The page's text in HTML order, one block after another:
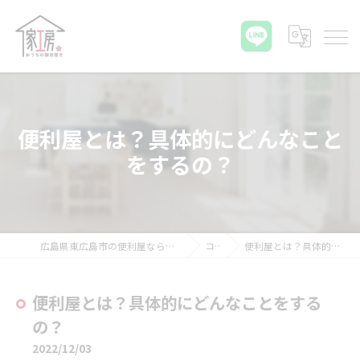
便利屋とは？具体的にどんなこと
をするの？
広島県東広島市の便利屋ならおうちの御用聞き家工房 八本松店 コラム 便利屋とは？具体的にどんなことをするの？
便利屋とは？具体的にどんなことをする
の？
2022/12/03